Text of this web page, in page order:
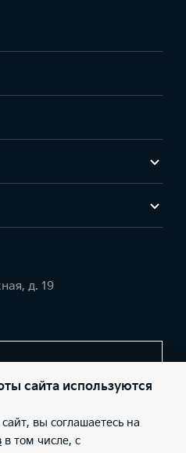
д. 19
звонок
«Авторесурс моторс»
ул. Гаражная, д. 19; Телефон:
ОГРН: 1121101010832), ООО
сайта используются
вы соглашаетесь на
в том числе, с